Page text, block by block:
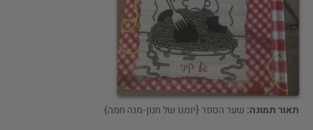
תאור תמונה: שער הספר {יומנו של חנון-מנה חמה}